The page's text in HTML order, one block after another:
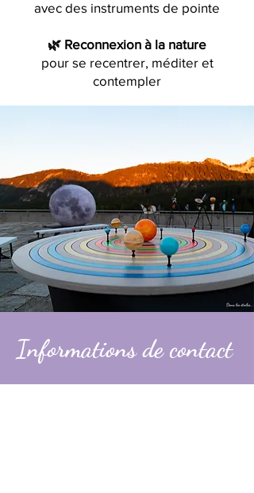
avec des instruments de pointe
🌿 Reconnexion à la nature
pour se recentrer, méditer et
contempler
Informations de contact